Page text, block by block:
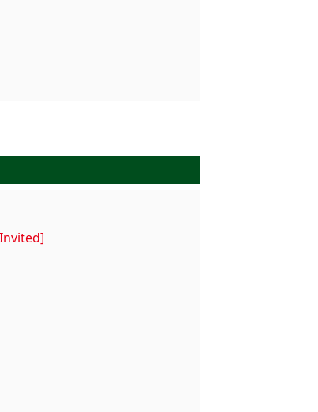
断絶と継承
献 モノから探る』
線 紀州・和歌山』
社会』